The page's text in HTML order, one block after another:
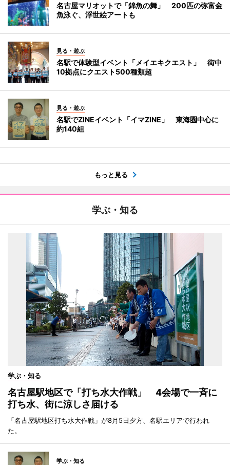
名古屋マリオットで「錦魚の舞」 200匹の弥富金
魚泳ぐ、浮世絵アートも
見る・遊ぶ
名駅で体験型イベント「メイエキクエスト」 街中
10拠点にクエスト500種類超
見る・遊ぶ
名駅でZINEイベント「イマZINE」 東海圏中心に
約140組
もっと見る
学ぶ・知る
学ぶ・知る
名古屋駅地区で「打ち水大作戦」 4会場で一斉に
打ち水、街に涼しさ届ける
「名古屋駅地区打ち水大作戦」が8月5日夕方、名駅エリアで行われ
た。
学ぶ・知る